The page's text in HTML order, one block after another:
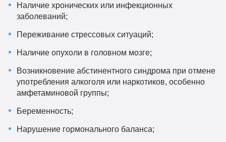
Наличие хронических или инфекционных
заболеваний;
Переживание стрессовых ситуаций;
Наличие опухоли в головном мозге;
Возникновение абстинентного синдрома при отмене
употребления алкоголя или наркотиков, особенно
амфетаминовой группы;
Беременность;
Нарушение гормонального баланса;